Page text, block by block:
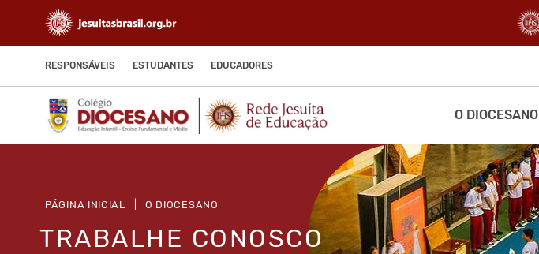
RESPONSÁVEIS ESTUDANTES EDUCADORES
O DIOCESANO
PÁGINA INICIAL O DIOCESANO
TRABALHE CONOSCO